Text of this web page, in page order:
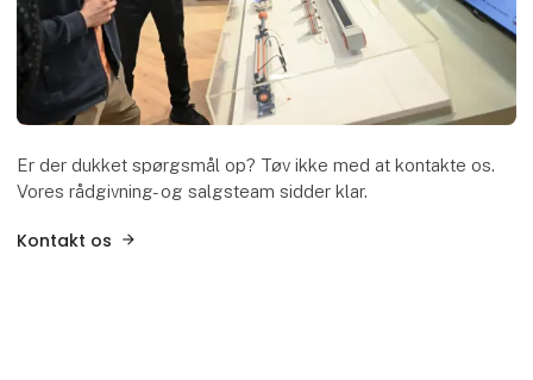
Er der dukket spørgsmål op? Tøv ikke med at kontakte os.
Vores rådgivning- og salgsteam sidder klar.
Kontakt os